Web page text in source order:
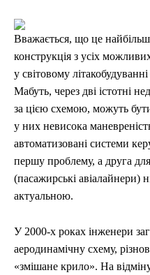
Вважається, що це
конструкція з усіх
у світовому
Мабуть, через дві істотні
за цією схемою, можуть
у них невисока
автоматизовані системи
першу проблему, а друга
(пасажирські авіалайнери)
актуальною.
У 2000-х роках інженери
аеродинамічну схему,
«змішане крило». На